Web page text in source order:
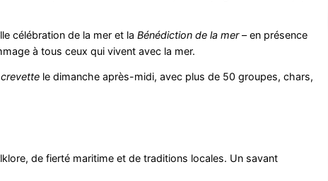
célébration de la mer et laBénédiction de la mer– en présence
à tous ceux qui vivent avec la mer.
le dimanche après-midi, avec plus de 50 groupes, chars,
de fierté maritime et de traditions locales. Un savant